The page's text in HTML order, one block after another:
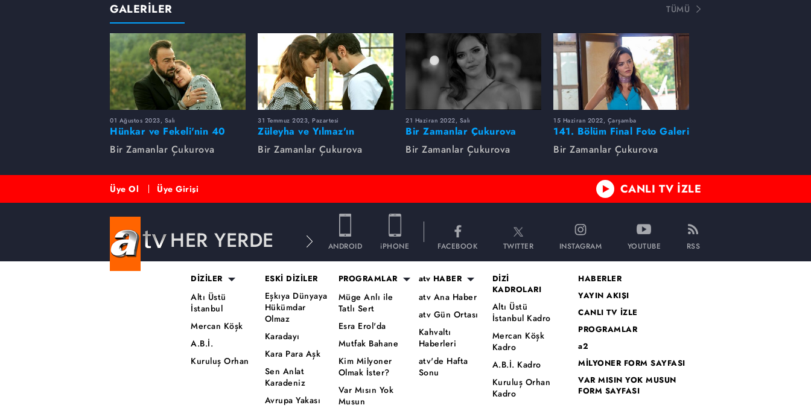
GALERİLER TÜMÜ
01 Ağustos 2023, Salı
Hünkar ve Fekeli'nin 40
yıllık sevdası
Bir Zamanlar Çukurova
31 Temmuz 2023, Pazartesi
Züleyha ve Yılmaz'ın
Unutulmaz Aşkı
Bir Zamanlar Çukurova
21 Haziran 2022, Salı
Bir Zamanlar Çukurova
Zaman Makinesi
Bir Zamanlar Çukurova
15 Haziran 2022, Çarşamba
141. Bölüm Final Foto Galeri
Bir Zamanlar Çukurova
Üye Ol Üye Girişi CANLI TV İZLE
HER YERDE ANDROID iPHONE FACEBOOK TWITTER INSTAGRAM YOUTUBE RSS
DİZİLER
Altı Üstü
İstanbul
Mercan Köşk
A.B.İ.
Kuruluş Orhan
ESKİ DİZİLER
Eşkıya Dünyaya
Hükümdar
Olmaz
Karadayı
Kara Para Aşk
Sen Anlat
Karadeniz
Avrupa Yakası
PROGRAMLAR
Müge Anlı ile
Tatlı Sert
Esra Erol'da
Mutfak Bahane
Kim Milyoner
Olmak İster?
Var Mısın Yok
Musun
atv HABER
atv Ana Haber
atv Gün Ortası
Kahvaltı
Haberleri
atv'de Hafta
Sonu
DİZİ
KADROLARI
Altı Üstü
İstanbul Kadro
Mercan Köşk
Kadro
A.B.İ. Kadro
Kuruluş Orhan
Kadro
HABERLER
YAYIN AKIŞI
CANLI TV İZLE
PROGRAMLAR
a2
MİLYONER FORM SAYFASI
VAR MISIN YOK MUSUN
FORM SAYFASI